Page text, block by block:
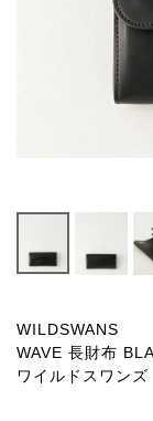
WILDSWANS
WAVE 長財布
ワイルドスワンズ